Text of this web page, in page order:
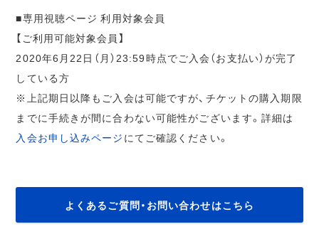
■専用視聴ページ 利用対象会員
【ご利用可能対象会員】
2020年6月22日（月）23:59時点でご入会（お支払い）が完了
している方
※上記期日以降もご入会は可能ですが、チケットの購入期限
までに手続きが間に合わない可能性がございます。詳細は
入会お申し込みページ にてご確認ください。
よくあるご質問・お問い合わせはこちら